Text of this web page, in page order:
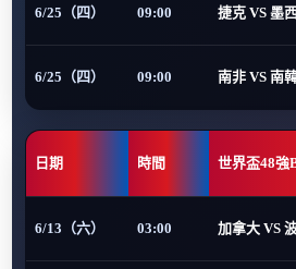
6/25（四） 09:00 捷克 VS 墨
6/25（四） 09:00 南非 VS 南
日期 時間 世界盃48強
6/13（六） 03:00 加拿大 VS